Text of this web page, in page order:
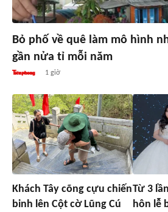
Bỏ phố về quê làm mô hình
gần nửa tỉ mỗi năm
1 giờ
Khách Tây cõng cựu chiến
binh lên Cột cờ Lũng Cú
Từ 3
hôn lễ